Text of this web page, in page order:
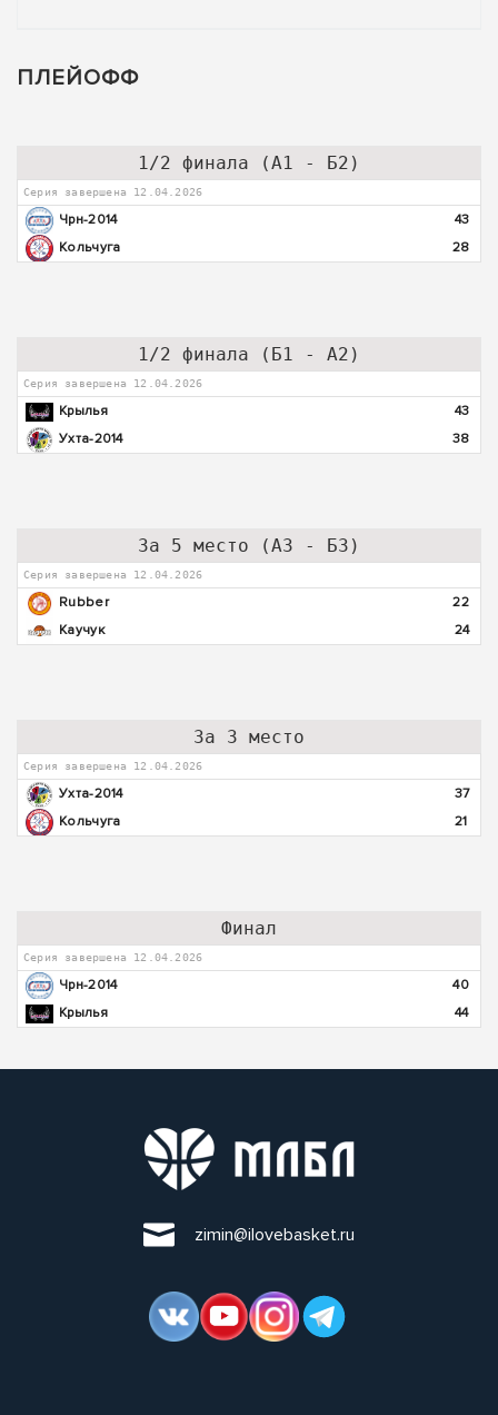
ПЛЕЙОФФ
1/2 финала (А1 - Б2)
Серия завершена 12.04.2026
Чрн-2014
43
Кольчуга
28
1/2 финала (Б1 - А2)
Серия завершена 12.04.2026
Крылья
43
Ухта-2014
38
За 5 место (А3 - Б3)
Серия завершена 12.04.2026
Rubber
22
Каучук
24
За 3 место
Серия завершена 12.04.2026
Ухта-2014
37
Кольчуга
21
Финал
Серия завершена 12.04.2026
Чрн-2014
40
Крылья
44
zimin@ilovebasket.ru